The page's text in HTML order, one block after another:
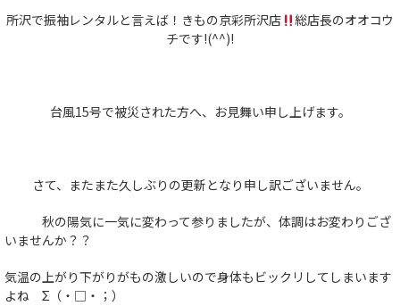
所沢で振袖レンタルと言えば！きもの京彩所沢店
総店長のオオコウ
チです!(^^)!
台風15号で被災された方へ、お見舞い申し上げます。
さて、またまた久しぶりの更新となり申し訳ございません。
秋の陽気に一気に変わって参りましたが、体調はお変わりござ
いませんか？？
気温の上がり下がりがもの激しいので身体もビックリしてしまいます
よね Σ（・□・；）